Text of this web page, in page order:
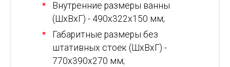
Внутренние размеры ванны
(ШхВхГ) - 490х322х150 мм;
Габаритные размеры без
штативных стоек (ШхВхГ) -
770х390х270 мм;